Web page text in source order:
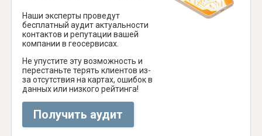
Наши эксперты проведут
бесплатный аудит актуальности
контактов и репутации вашей
компании в геосервисах.
Не упустите эту возможность и
перестаньте терять клиентов из-
за отсутствия на картах, ошибок в
данных или низкого рейтинга!
Получить аудит